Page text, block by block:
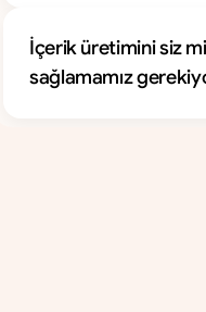
İçerik üretimini siz
sağlamamız